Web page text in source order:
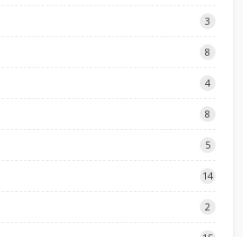
3
8
4
8
5
14
2